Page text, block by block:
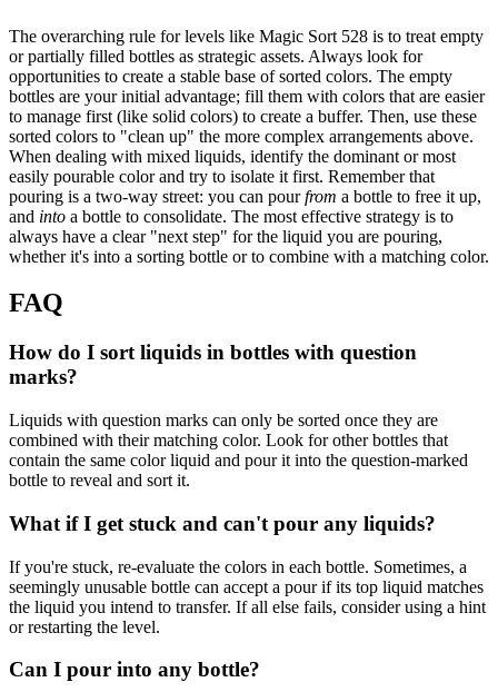
The overarching rule for levels like Magic Sort 528 is to treat empty
or partially filled bottles as strategic assets. Always look for
opportunities to create a stable base of sorted colors. The empty
bottles are your initial advantage; fill them with colors that are easier
to manage first (like solid colors) to create a buffer. Then, use these
sorted colors to "clean up" the more complex arrangements above.
When dealing with mixed liquids, identify the dominant or most
easily pourable color and try to isolate it first. Remember that
pouring is a two-way street: you can pourfrom a bottle to free it up,
and into a bottle to consolidate. The most effective strategy is to
always have a clear "next step" for the liquid you are pouring,
whether it's into a sorting bottle or to combine with a matching color.
FAQ
How do I sort liquids in bottles with question
marks?
Liquids with question marks can only be sorted once they are
combined with their matching color. Look for other bottles that
contain the same color liquid and pour it into the question-marked
bottle to reveal and sort it.
What if I get stuck and can't pour any liquids?
If you're stuck, re-evaluate the colors in each bottle. Sometimes, a
seemingly unusable bottle can accept a pour if its top liquid matches
the liquid you intend to transfer. If all else fails, consider using a hint
or restarting the level.
Can I pour into any bottle?